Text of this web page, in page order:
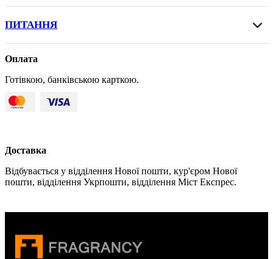
ПИТАННЯ
Оплата
Готівкою, банківською карткою.
Доставка
Відбувається у відділення Нової пошти, кур'єром Нової
пошти, відділення Укрпошти, відділення Міст Експрес.